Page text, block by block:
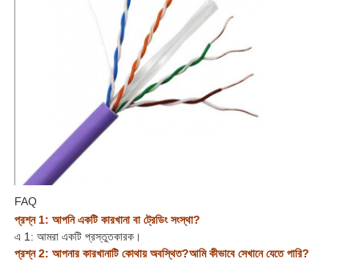
FAQ
প্রশ্ন 1: আপনি একটি কারখানা বা ট্রেডিং সংস্থা?
এ 1: আমরা একটি প্রস্তুতকারক।
প্রশ্ন 2: আপনার কারখানাটি কোথায় অবস্থিত?আমি কীভাবে সেখানে যেতে পারি?